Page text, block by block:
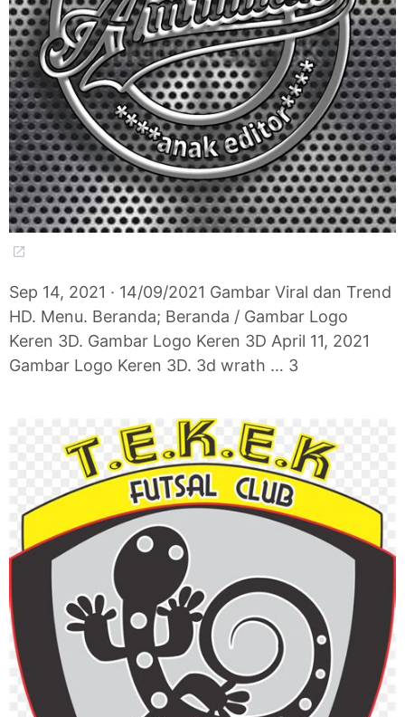
Sep 14, 2021 · 14/09/2021 Gambar Viral dan Trend
HD. Menu. Beranda; Beranda / Gambar Logo
Keren 3D. Gambar Logo Keren 3D April 11, 2021
Gambar Logo Keren 3D. 3d wrath … 3